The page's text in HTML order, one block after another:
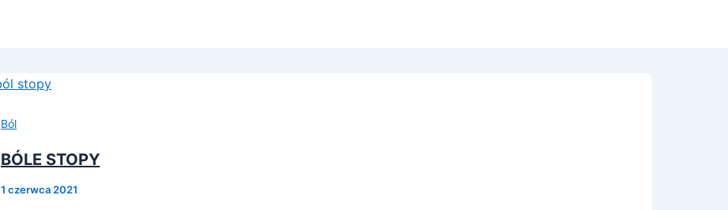
Ból
BÓLE STOPY
1 czerwca 2021